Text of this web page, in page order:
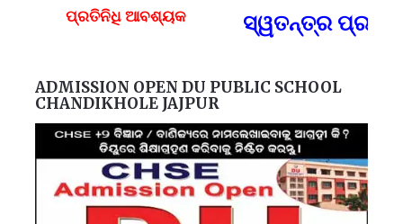
ପ୍ରତିନିଧି ଆବଶ୍ୟକ
ସ୍ୱତନ୍ତ୍ର ପ୍ରତିନିଧି
ADMISSION OPEN DU PUBLIC SCHOOL
CHANDIKHOLE JAJPUR